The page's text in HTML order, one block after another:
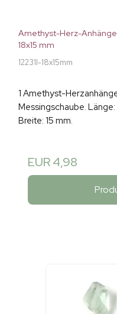
Amethyst-Herz-
18x15 mm
12231I-18x15mm
1 Amethyst-
Messingschaube.
Breite: 15 mm.
EUR 4,98